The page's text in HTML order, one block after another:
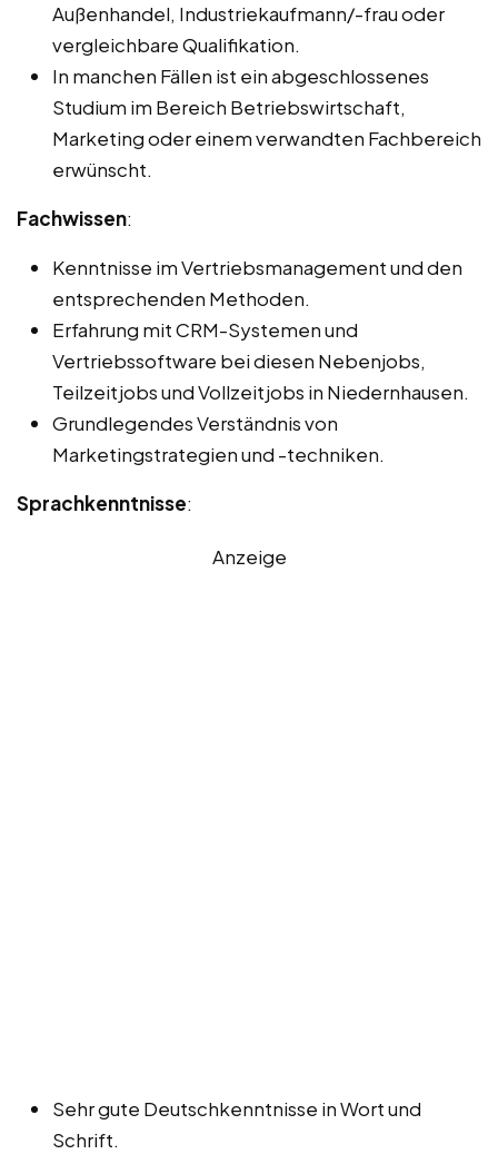
Außenhandel, Industriekaufmann/-frau oder
vergleichbare Qualifikation.
In manchen Fällen ist ein abgeschlossenes
Studium im Bereich Betriebswirtschaft,
Marketing oder einem verwandten Fachbereich
erwünscht.
Fachwissen:
Kenntnisse im Vertriebsmanagement und den
entsprechenden Methoden.
Erfahrung mit CRM-Systemen und
Vertriebssoftware bei diesen Nebenjobs,
Teilzeitjobs und Vollzeitjobs in Niedernhausen.
Grundlegendes Verständnis von
Marketingstrategien und -techniken.
Sprachkenntnisse:
Anzeige
Sehr gute Deutschkenntnisse in Wort und
Schrift.